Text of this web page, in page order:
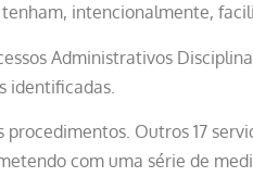
intencionalmente,
Administrativos
identificadas.
procedimentos. Outros 17
com uma série de